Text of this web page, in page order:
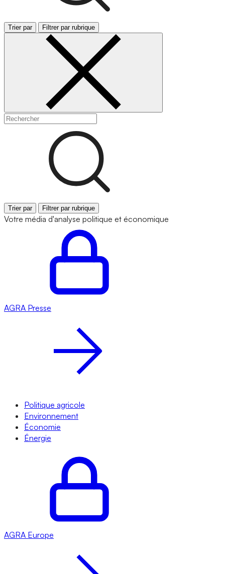
Trier par Filtrer par rubrique
Trier par Filtrer par rubrique
Votre média d'analyse politique et économique
AGRA Presse
Politique agricole
Environnement
Économie
Énergie
AGRA Europe